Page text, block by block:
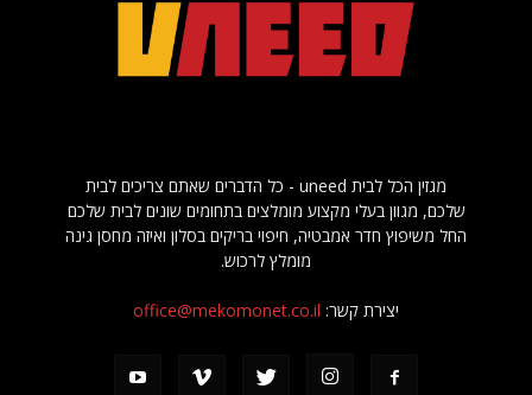
מגזין הכל לבית uneed - כל הדברים שאתם צריכים לבית
שלכם, מגוון בעלי מקצוע מומלצים בתחומים שונים לבית שלכם
החל משיפוץ חדר אמבטיה, חיפוי בריקים בסלון ואיזה מחסן גינה
מומלץ לרכוש.
יצירת קשר: office@mekomonet.co.il